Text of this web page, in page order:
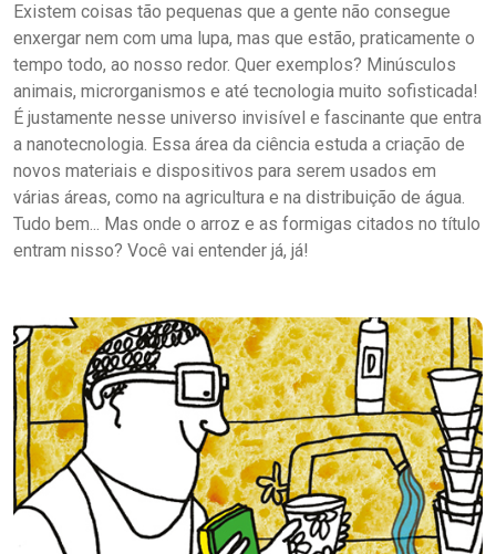
Existem coisas tão pequenas que a gente não consegue
enxergar nem com uma lupa, mas que estão, praticamente o
tempo todo, ao nosso redor. Quer exemplos? Minúsculos
animais, microrganismos e até tecnologia muito sofisticada!
É justamente nesse universo invisível e fascinante que entra
a nanotecnologia. Essa área da ciência estuda a criação de
novos materiais e dispositivos para serem usados em
várias áreas, como na agricultura e na distribuição de água.
Tudo bem... Mas onde o arroz e as formigas citados no título
entram nisso? Você vai entender já, já!